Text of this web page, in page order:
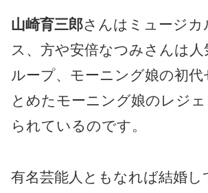
山崎育三郎さんはミュージカ
ス、方や安倍なつみさんは
ループ、モーニング娘の初
とめたモーニング娘のレジ
られているのです。
有名芸能人ともなれば結婚し